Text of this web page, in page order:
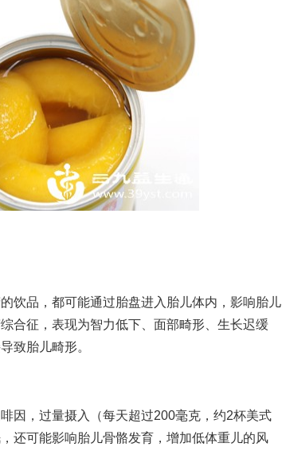
品，都可能通过胎盘进入胎儿体内，影响胎儿
合征，表现为智力低下、面部畸形、生长迟缓
致胎儿畸形。
，过量摄入（每天超过200毫克，约2杯美式
还可能影响胎儿骨骼发育，增加低体重儿的风